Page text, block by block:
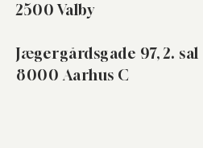
2500 Valby
Jægergårdsgade 97, 2. sal
8000 Aarhus C